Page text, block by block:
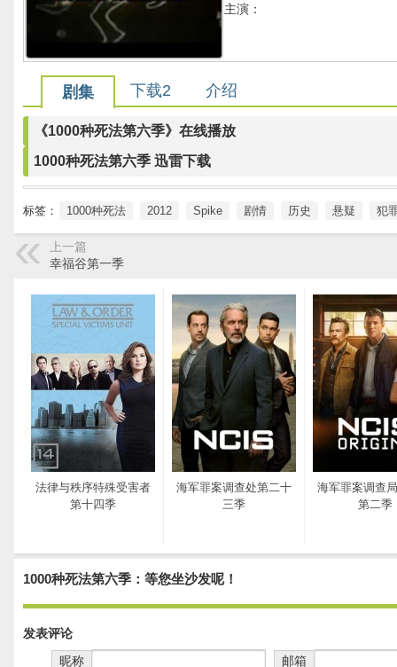
主演：
剧集 下载2 介绍
《1000种死法第六季》在线播放
1000种死法第六季 迅雷下载
标签： 1000种死法 2012 Spike 剧情 历史 悬疑 犯
上一篇
幸福谷第一季
法律与秩序特殊受害者
第十四季
海军罪案调查处第二十
三季
海军罪案调查
第二季
1000种死法第六季：等您坐沙发呢！
发表评论
昵称
邮箱